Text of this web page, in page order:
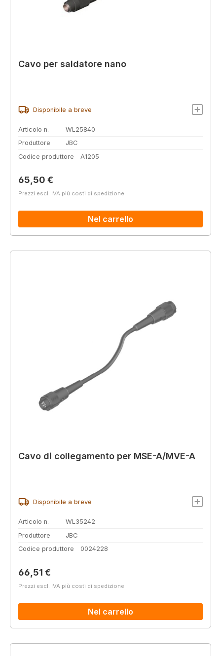
Cavo per saldatore nano
Disponibile a breve
Articolo n.
WL25840
Produttore
JBC
Codice produttore
A1205
Prezzo normale:
65,50 €
Prezzi escl. IVA più costi di spedizione
Nel carrello
Cavo di collegamento per MSE-A/MVE-A
Disponibile a breve
Articolo n.
WL35242
Produttore
JBC
Codice produttore
0024228
Prezzo normale:
66,51 €
Prezzi escl. IVA più costi di spedizione
Nel carrello